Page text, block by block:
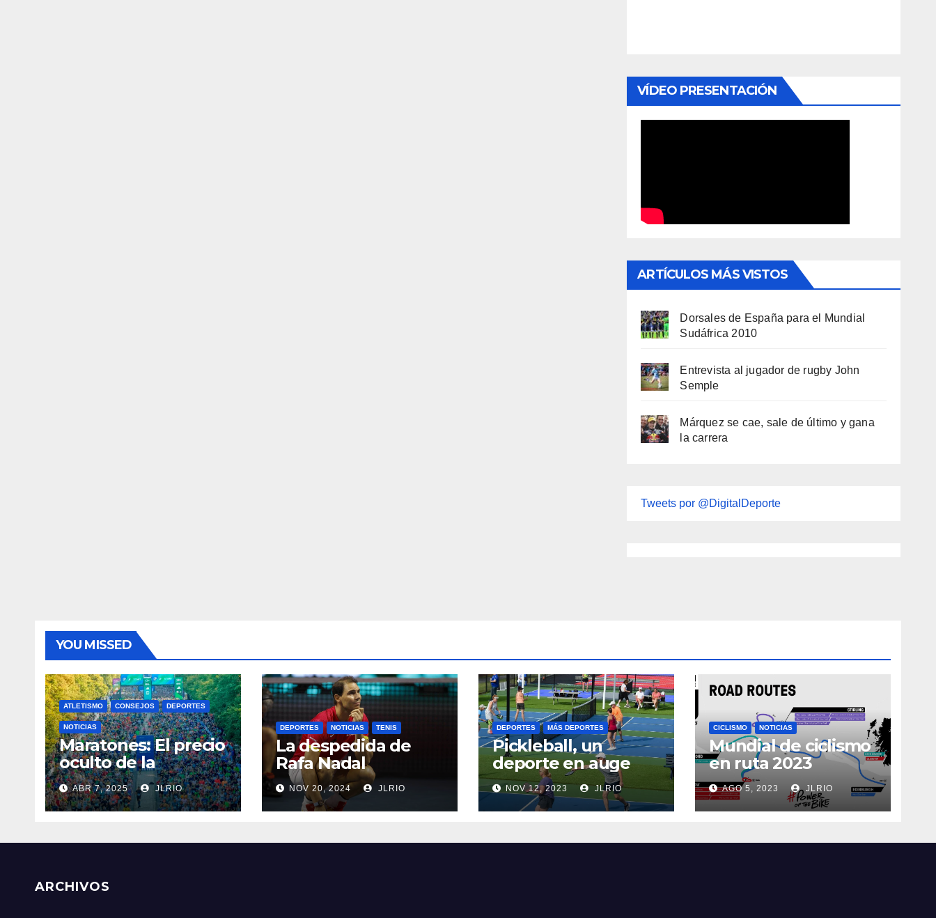
VÍDEO PRESENTACIÓN
ARTÍCULOS MÁS VISTOS
Dorsales de España para el Mundial
Sudáfrica 2010
Entrevista al jugador de rugby John
Semple
Márquez se cae, sale de último y gana
la carrera
Tweets por @DigitalDeporte
YOU MISSED
ATLETISMO CONSEJOS DEPORTES
NOTICIAS
Maratones: El precio
oculto de la
resistencia
ABR 7, 2025 JLRIO
DEPORTES NOTICIAS TENIS
La despedida de
Rafa Nadal
NOV 20, 2024 JLRIO
DEPORTES MÁS DEPORTES
Pickleball, un
deporte en auge
NOV 12, 2023 JLRIO
CICLISMO NOTICIAS
Mundial de ciclismo
en ruta 2023
AGO 5, 2023 JLRIO
ARCHIVOS